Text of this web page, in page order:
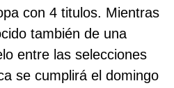
con 4 titulos. Mientras
también de una
entre las selecciones
se cumplirá el domingo